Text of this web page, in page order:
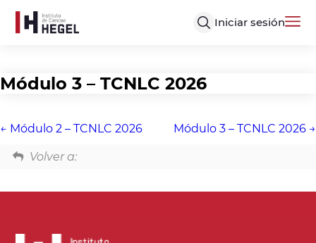
Iniciar sesión
Módulo 3 – TCNLC 2026
Módulo 2 – TCNLC 2026 Módulo 3 – TCNLC 2026
Volver a: